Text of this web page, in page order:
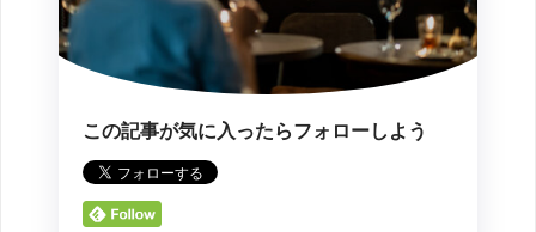
この記事が気に入ったらフォローしよう